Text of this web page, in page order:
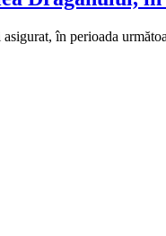
în perioada